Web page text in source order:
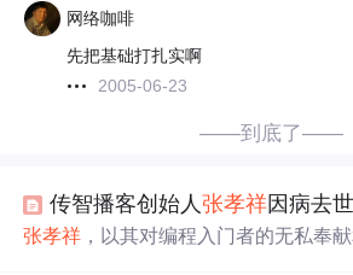
网络咖啡
先把基础打扎实啊
2005-06-23
——到底了——
传智播客创始人张孝祥因病去
张孝祥 ，以其对编程入门者的无私奉